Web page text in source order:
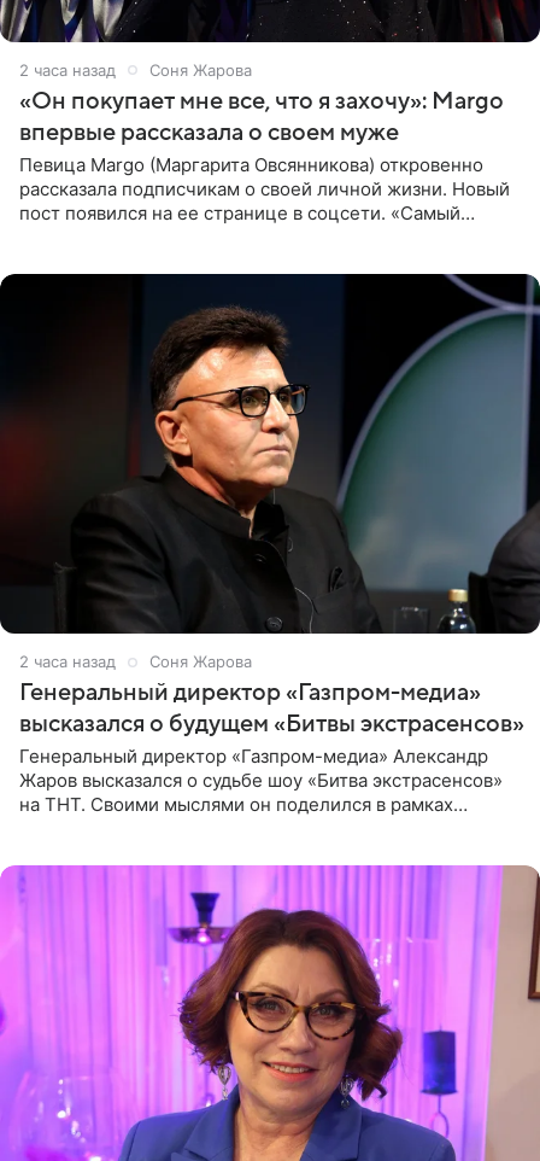
2 часа назад Соня Жарова
«Он покупает мне все, что я захочу»: Margo
впервые рассказала о своем муже
Певица Margo (Маргарита Овсянникова) откровенно
рассказала подписчикам о своей личной жизни. Новый
пост появился на ее странице в соцсети. «Самый
2 часа назад Соня Жарова
Генеральный директор «Газпром-медиа»
высказался о будущем «Битвы экстрасенсов»
Генеральный директор «Газпром-медиа» Александр
Жаров высказался о судьбе шоу «Битва экстрасенсов»
на ТНТ. Своими мыслями он поделился в рамках